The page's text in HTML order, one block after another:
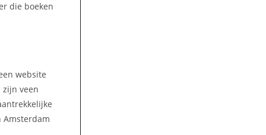
die boeken
website
veen
Amsterdam